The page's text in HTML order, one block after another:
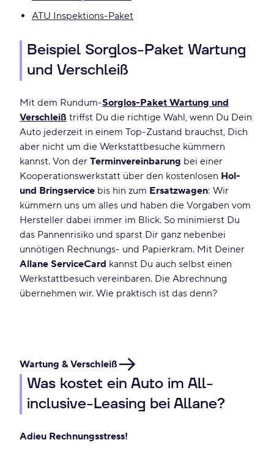
ATU Inspektions-Paket
Beispiel Sorglos-Paket Wartung
und Verschleiß
Mit dem Rundum-Sorglos-Paket Wartung und
Verschleiß triffst Du die richtige Wahl, wenn Du Dein
Auto jederzeit in einem Top-Zustand brauchst, Dich
aber nicht um die Werkstattbesuche kümmern
kannst. Von der Terminvereinbarung bei einer
Kooperationswerkstatt über den kostenlosen Hol-
und Bringservice bis hin zum Ersatzwagen: Wir
kümmern uns um alles und haben die Vorgaben vom
Hersteller dabei immer im Blick. So minimierst Du
das Pannenrisiko und sparst Dir ganz nebenbei
unnötigen Rechnungs- und Papierkram. Mit Deiner
Allane ServiceCard kannst Du auch selbst einen
Werkstattbesuch vereinbaren. Die Abrechnung
übernehmen wir. Wie praktisch ist das denn?
Wartung & Verschleiß
Was kostet ein Auto im All-
inclusive-Leasing bei Allane?
Adieu Rechnungsstress!